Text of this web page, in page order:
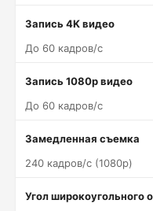
Запись 4K видео
До 60 кадров/c
Запись 1080p видео
До 60 кадров/c
Замедленная съемка
240 кадров/c (1080p)
Угол широкоугольного